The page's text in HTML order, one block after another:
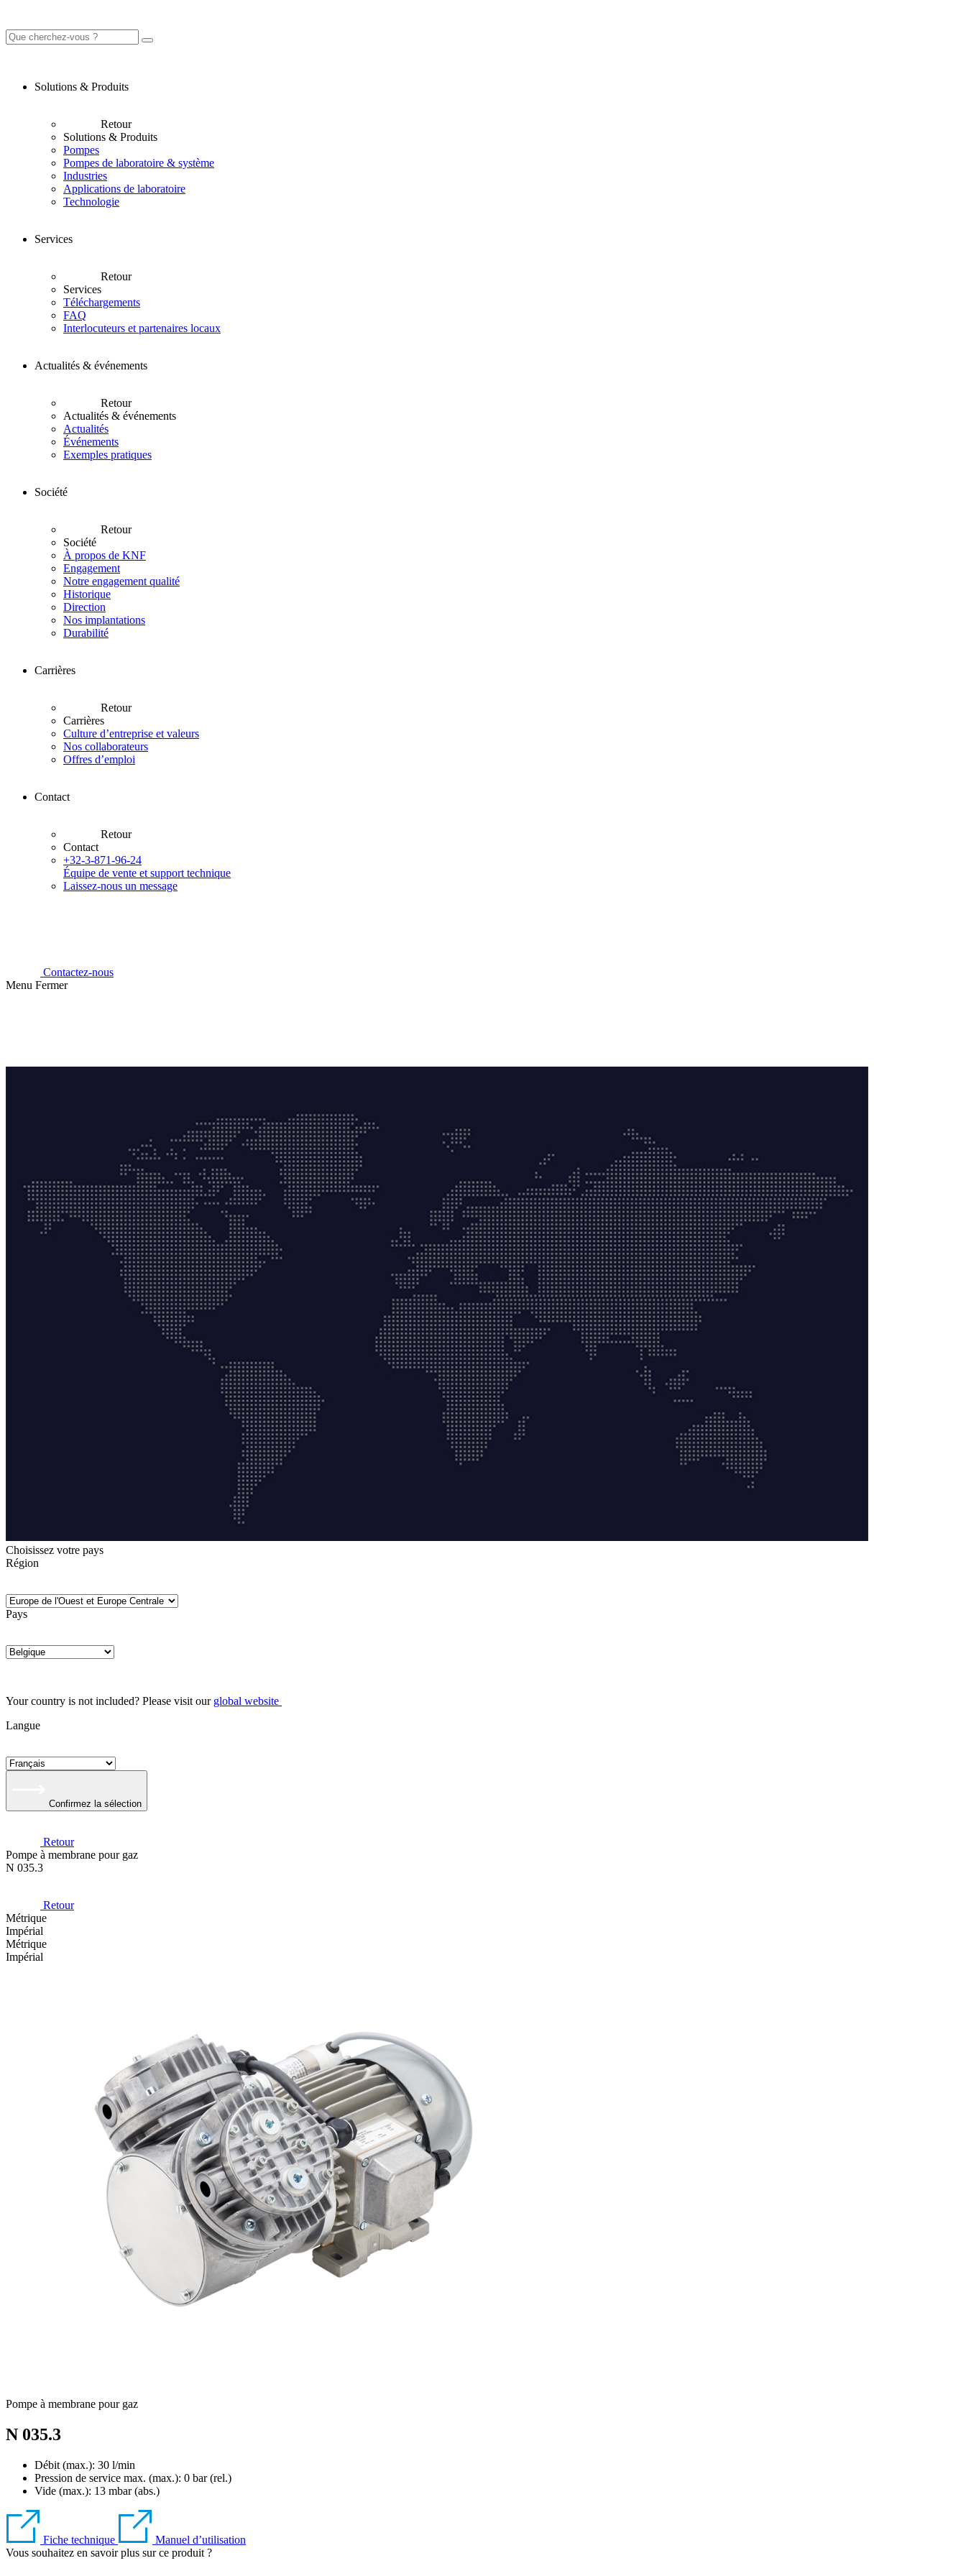
Solutions & Produits
Retour
Solutions & Produits
Pompes
Pompes de laboratoire & système
Industries
Applications de laboratoire
Technologie
Services
Retour
Services
Téléchargements
FAQ
Interlocuteurs et partenaires locaux
Actualités & événements
Retour
Actualités & événements
Actualités
Événements
Exemples pratiques
Société
Retour
Société
À propos de KNF
Engagement
Notre engagement qualité
Historique
Direction
Nos implantations
Durabilité
Carrières
Retour
Carrières
Culture d’entreprise et valeurs
Nos collaborateurs
Offres d’emploi
Contact
Retour
Contact
+32-3-871-96-24
Équipe de vente et support technique
Laissez-nous un message
Contactez-nous
Menu Fermer
Choisissez votre pays
Région
Pays
Your country is not included? Please visit our global website
Langue
Confirmez la sélection
Retour
Pompe à membrane pour gaz
N 035.3
Retour
Métrique
Impérial
Métrique
Impérial
Pompe à membrane pour gaz
N 035.3
Débit (max.): 30 l/min
Pression de service max. (max.): 0 bar (rel.)
Vide (max.): 13 mbar (abs.)
Fiche technique
Manuel d’utilisation
Vous souhaitez en savoir plus sur ce produit ?